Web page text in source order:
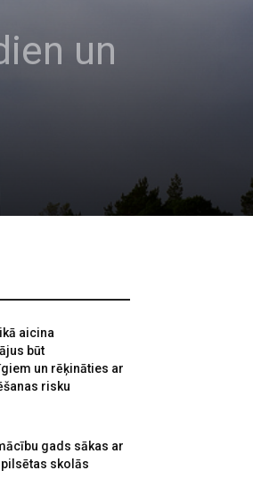
un
aicina
būt
un rēķināties ar
risku
gads sākas ar
skolās